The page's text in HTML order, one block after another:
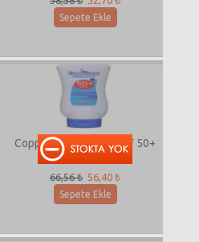
Sepete Ekle
Coppertone Losyon SPF 50+
200 ml
66,56 ₺ 56,40 ₺
Sepete Ekle